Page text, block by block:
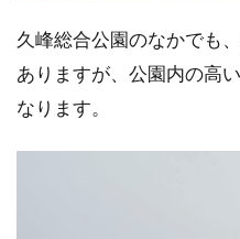
久峰総合公園のなかでも
ありますが、公園内の高
なります。